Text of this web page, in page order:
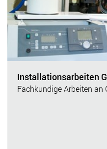
Installationsarbeiten
Fachkundige Arbeiten an